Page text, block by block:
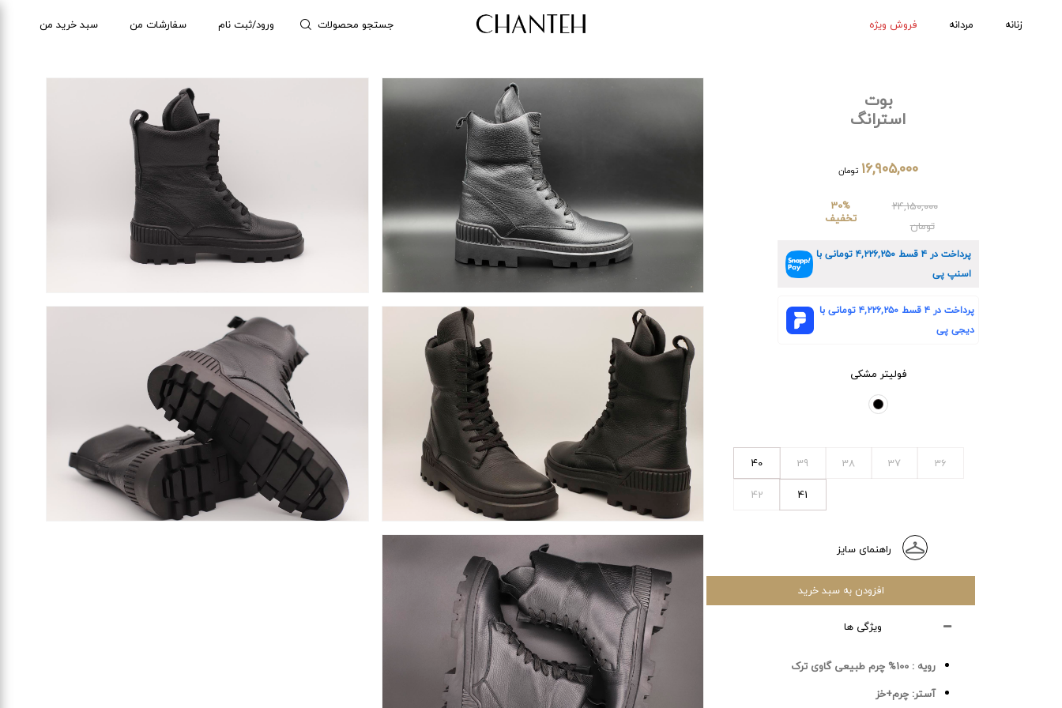
زنانه مردانه فروش ویژه سبد خرید من سفارشات من ورود/ثبت نام جستجو محصولات
بوت
استرانگ
۱۶,۹۰۵,۰۰۰ تومان
۲۴,۱۵۰,۰۰۰
تومان
30%
تخفیف
پرداخت در ۴ قسط ۴,۲۲۶,۲۵۰تومانی با
اسنپ پی
پرداخت در ۴ قسط ۴,۲۲۶,۲۵۰تومانی با
دیجی پی
فولیتر مشکی
36
37
38
39
40
41
42
راهنمای سایز
افزودن به سبد خرید
ویژگی ها
رویه : 100% چرم طبیعی گاوی ترک
آستر: چرم+خز